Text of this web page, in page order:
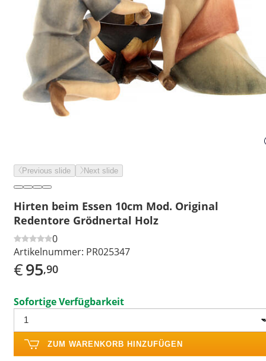
Previous slide Next slide
Hirten beim Essen 10cm Mod. Original
Redentore Grödnertal Holz
0
Artikelnummer: PR025347
€95,90
Sofortige Verfügbarkeit
ZUM WARENKORB HINZUFÜGEN